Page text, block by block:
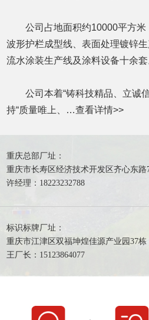
公司占地面积约10000平方
波形护栏成型线、表面处理镀锌
流水涂装生产线及涂料设备十余
公司本着“铸科技精品、立诚
持“质量唯上、…查看详情>>
重庆总部厂址：
重庆市长寿区经济技术开发区齐心东路
许经理：18223232788
标识标牌厂址：
重庆市江津区双福坤煌佳源产业园37栋
王厂长：15123864077